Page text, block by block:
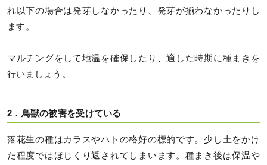
れ以下の場合は発芽しなかったり、発芽が揃わなかったりし
ます。
マルチングをして地温を確保したり、適した時期に種まきを
行いましょう。
2．鳥獣の被害を受けている
落花生の種はカラスやハトの格好の標的です。少し土をかけ
た程度ではほじくり返されてしまいます。種まき後は保温や